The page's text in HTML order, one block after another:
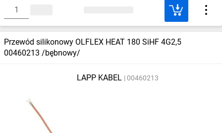
Przewód silikonowy OLFLEX HEAT 180 SiHF 4G2,5
00460213 /bębnowy/
LAPP KABEL 00460213